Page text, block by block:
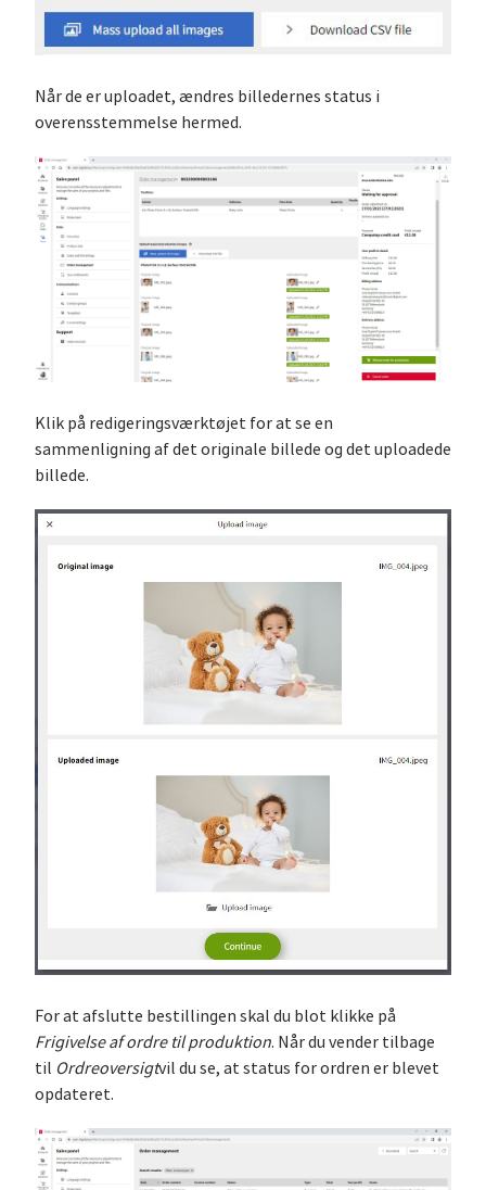
Når de er uploadet, ændres billedernes status i
overensstemmelse hermed.
Klik på redigeringsværktøjet for at se en
sammenligning af det originale billede og det uploadede
billede.
For at afslutte bestillingen skal du blot klikke på
Frigivelse af ordre til produktion. Når du vender tilbage
til Ordreoversigtvil du se, at status for ordren er blevet
opdateret.